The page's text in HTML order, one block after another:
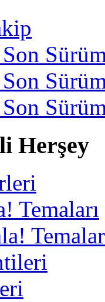
Herşey
Temaları